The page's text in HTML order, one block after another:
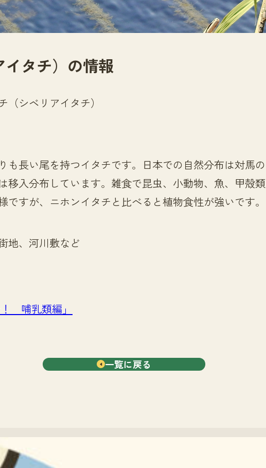
タチ）の情報
（シベリアイタチ）
も長い尾を持つイタチです。日本での自然分布は対馬
移入分布しています。雑食で昆虫、小動物、魚、甲殻
ですが、ニホンイタチと比べると植物食性が強いです。
地、河川敷など
哺乳類編」
一覧に戻る